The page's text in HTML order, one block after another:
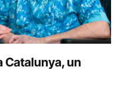
Catalunya, un